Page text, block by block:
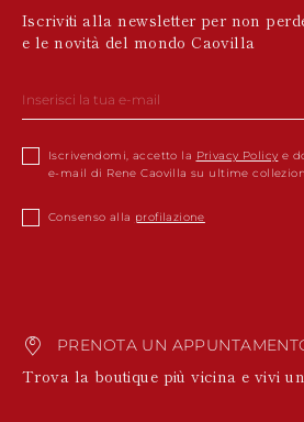
Iscriviti alla newsletter per non
e le novità del mondo Caovilla
Iscrivendomi, accetto la Privacy Policy e
e-mail di Rene Caovilla su ultime
Consenso alla profilazione
PRENOTA UN
Trova la boutique più vicina e vivi